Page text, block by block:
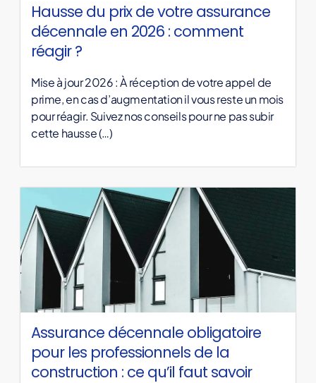
Hausse du prix de votre assurance
décennale en 2026 : comment
réagir ?
Mise à jour 2026 : À réception de votre appel de
prime, en cas d’augmentation il vous reste un mois
pour réagir. Suivez nos conseils pour ne pas subir
cette hausse (…)
Assurance décennale obligatoire
pour les professionnels de la
construction : ce qu’il faut savoir